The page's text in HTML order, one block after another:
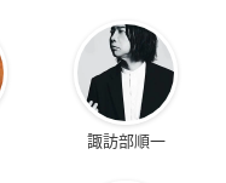
諏訪部順一